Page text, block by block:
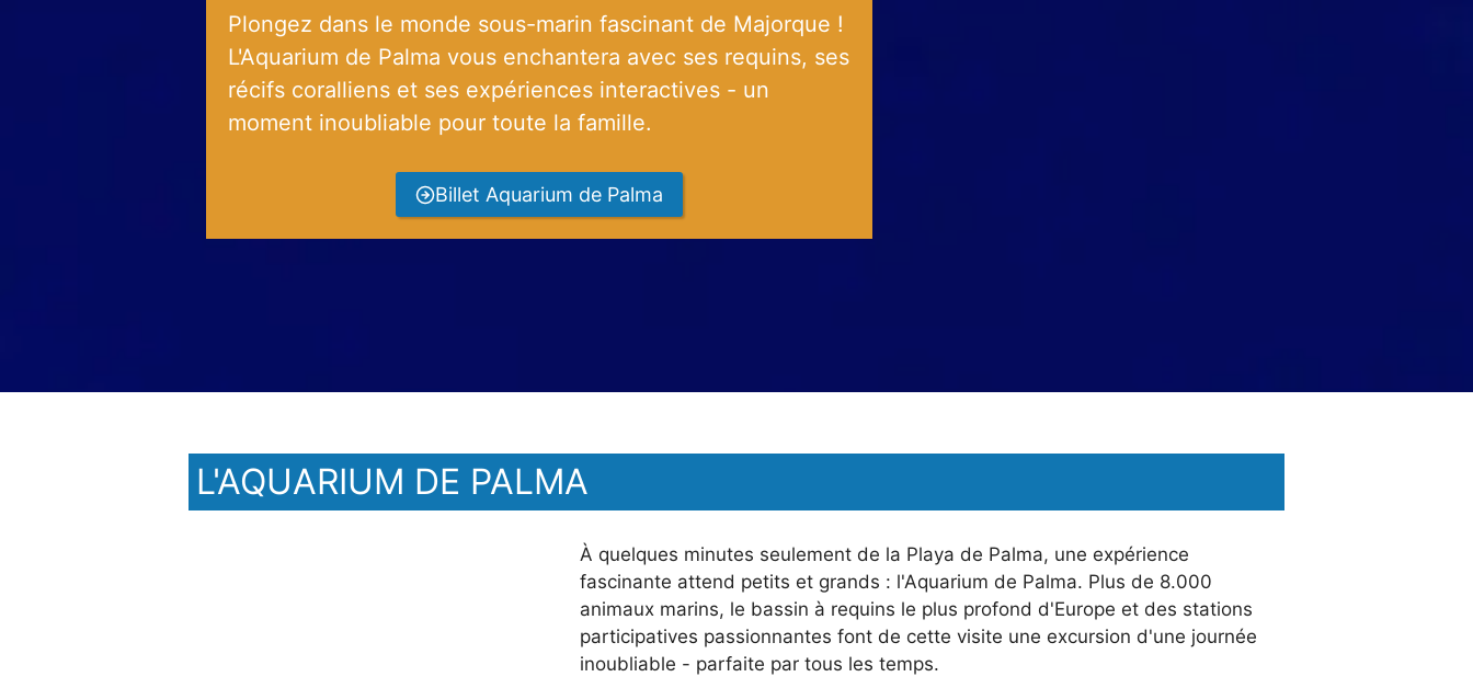
Plongez dans le monde sous-marin fascinant de Majorque !
L'Aquarium de Palma vous enchantera avec ses requins, ses
récifs coralliens et ses expériences interactives - un
moment inoubliable pour toute la famille.
Billet Aquarium de Palma
L'AQUARIUM DE PALMA
À quelques minutes seulement de la Playa de Palma, une expérience
fascinante attend petits et grands : l'Aquarium de Palma. Plus de 8.000
animaux marins, le bassin à requins le plus profond d'Europe et des stations
participatives passionnantes font de cette visite une excursion d'une journée
inoubliable - parfaite par tous les temps.